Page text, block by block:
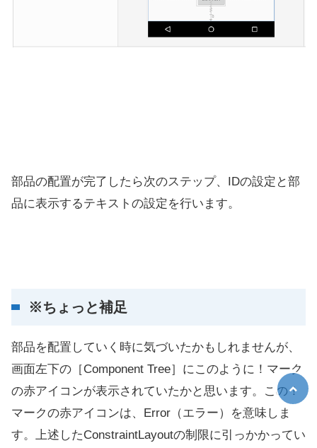
部品の配置が完了したら次のステップ、IDの設定と部
品に表示するテキストの設定を行います。
※ちょっと補足
部品を配置していく時に気づいたかもしれませんが、
画面左下の［Component Tree］にこのように！マーク
の赤アイコンが表示されていたかと思います。この！
マークの赤アイコンは、Error（エラー）を意味しま
す。上述したConstraintLayoutの制限に引っかかってい